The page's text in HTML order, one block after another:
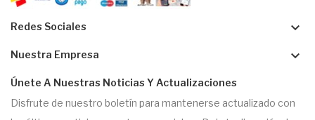
Redes Sociales keyboard_arrow_down
Nuestra Empresa keyboard_arrow_down
Únete A Nuestras Noticias Y Actualizaciones
Disfrute de nuestro boletín para mantenerse actualizado con